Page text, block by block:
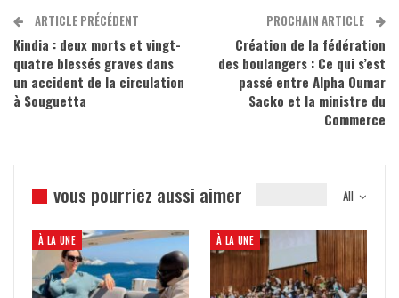
ARTICLE PRÉCÉDENT
Kindia : deux morts et vingt-
quatre blessés graves dans
un accident de la circulation
à Souguetta
PROCHAIN ARTICLE
Création de la fédération
des boulangers : Ce qui s’est
passé entre Alpha Oumar
Sacko et la ministre du
Commerce
All
vous pourriez aussi aimer
À LA UNE À LA UNE